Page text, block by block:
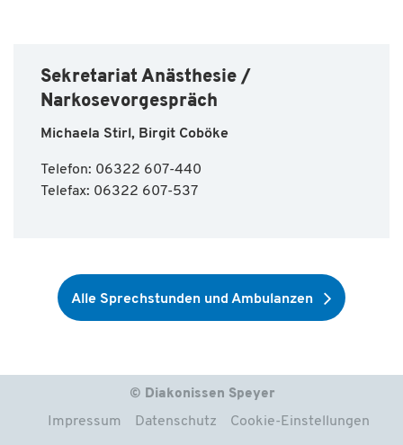
Sekretariat Anästhesie /
Narkosevorgespräch
Michaela Stirl, Birgit Coböke
Telefon: 06322 607-440
Telefax: 06322 607-537
Alle Sprechstunden und Ambulanzen
© Diakonissen Speyer
Impressum Datenschutz Cookie-Einstellungen